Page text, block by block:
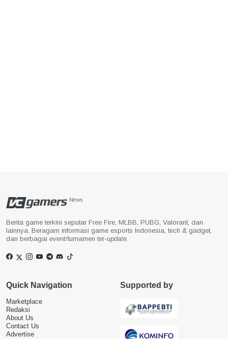
News
Berita game terkini seputar Free Fire, MLBB, PUBG, Valorant, dan
lainnya. Beragam informasi game esports Indonesia, tech & gadget,
dan berbagai event/turnamen ter-update
Quick Navigation
Marketplace
Redaksi
About Us
Contact Us
Advertise
Supported by